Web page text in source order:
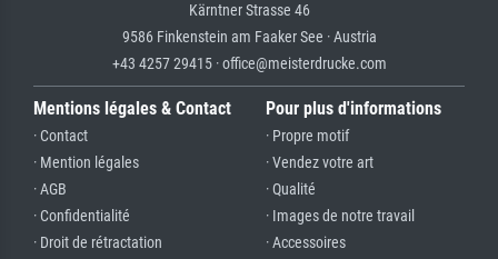
Kärntner Strasse 46
9586 Finkenstein am Faaker See · Austria
+43 4257 29415 · office@meisterdrucke.com
Mentions légales & Contact
· Contact
· Mention légales
· AGB
· Confidentialité
· Droit de rétractation
Pour plus d'informations
· Propre motif
· Vendez votre art
· Qualité
· Images de notre travail
· Accessoires